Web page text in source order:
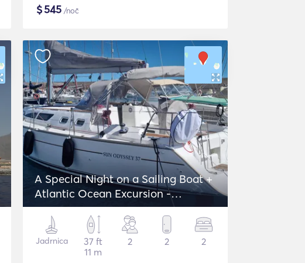
$545 /noč
A Special Night on a Sailing Boat +
Atlantic Ocean Excursion -
Jeanneau Sun Odyssey 37
Jadrnica
37 ft
11 m
2 2 2